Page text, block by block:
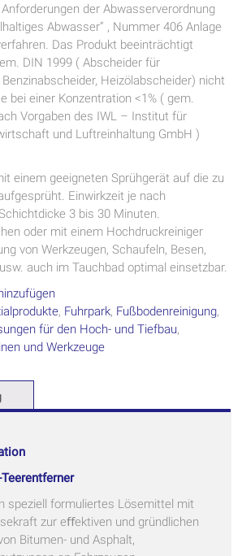
der Abwasserverordnung
Abwasser” , Nummer 406 Anlage
Das Produkt beeinträchtigt
DIN 1999 ( Abscheider für
Heizölabscheider) nicht
bei einer Konzentration <1% ( gem.
Vorgaben des IWL – Institut für
und Luftreinhaltung GmbH )
einem geeigneten Sprühgerät auf die zu
Einwirkzeit je nach
3 bis 30 Minuten.
oder mit einem Hochdruckreiniger
von Werkzeugen, Schaufeln, Besen,
auch im Tauchbad optimal einsetzbar.
, Fuhrpark, Fußbodenreinigung,
für den Hoch- und Tiefbau,
und Werkzeuge
speziell formuliertes Lösemittel mit
zur eﬀektiven und gründlichen
Bitumen- und Asphalt,